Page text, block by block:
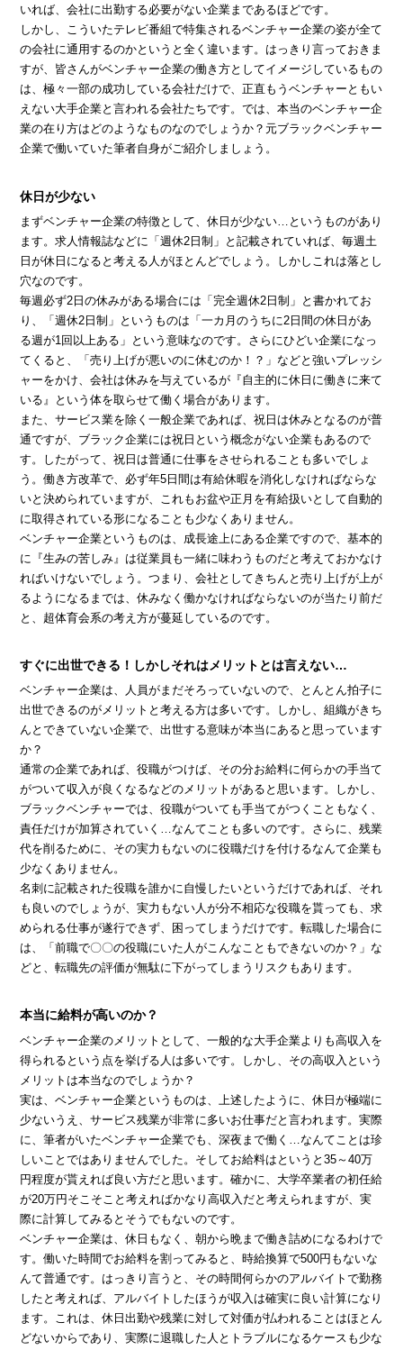
いれば、会社に出勤する必要がない企業まであるほどです。
しかし、こういたテレビ番組で特集されるベンチャー企業の姿が全て
の会社に通用するのかというと全く違います。はっきり言っておきま
すが、皆さんがベンチャー企業の働き方としてイメージしているもの
は、極々一部の成功している会社だけで、正直もうベンチャーともい
えない大手企業と言われる会社たちです。では、本当のベンチャー企
業の在り方はどのようなものなのでしょうか？元ブラックベンチャー
企業で働いていた筆者自身がご紹介しましょう。
休日が少ない
まずベンチャー企業の特徴として、休日が少ない…というものがあり
ます。求人情報誌などに「週休2日制」と記載されていれば、毎週土
日が休日になると考える人がほとんどでしょう。しかしこれは落とし
穴なのです。
毎週必ず2日の休みがある場合には「完全週休2日制」と書かれてお
り、「週休2日制」というものは「一カ月のうちに2日間の休日があ
る週が1回以上ある」という意味なのです。さらにひどい企業になっ
てくると、「売り上げが悪いのに休むのか！？」などと強いプレッシ
ャーをかけ、会社は休みを与えているが『自主的に休日に働きに来て
いる』という体を取らせて働く場合があります。
また、サービス業を除く一般企業であれば、祝日は休みとなるのが普
通ですが、ブラック企業には祝日という概念がない企業もあるので
す。したがって、祝日は普通に仕事をさせられることも多いでしょ
う。働き方改革で、必ず年5日間は有給休暇を消化しなければならな
いと決められていますが、これもお盆や正月を有給扱いとして自動的
に取得されている形になることも少なくありません。
ベンチャー企業というものは、成長途上にある企業ですので、基本的
に『生みの苦しみ』は従業員も一緒に味わうものだと考えておかなけ
ればいけないでしょう。つまり、会社としてきちんと売り上げが上が
るようになるまでは、休みなく働かなければならないのが当たり前だ
と、超体育会系の考え方が蔓延しているのです。
すぐに出世できる！しかしそれはメリットとは言えない…
ベンチャー企業は、人員がまだそろっていないので、とんとん拍子に
出世できるのがメリットと考える方は多いです。しかし、組織がきち
んとできていない企業で、出世する意味が本当にあると思っています
か？
通常の企業であれば、役職がつけば、その分お給料に何らかの手当て
がついて収入が良くなるなどのメリットがあると思います。しかし、
ブラックベンチャーでは、役職がついても手当てがつくこともなく、
責任だけが加算されていく…なんてことも多いのです。さらに、残業
代を削るために、その実力もないのに役職だけを付けるなんて企業も
少なくありません。
名刺に記載された役職を誰かに自慢したいというだけであれば、それ
も良いのでしょうが、実力もない人が分不相応な役職を貰っても、求
められる仕事が遂行できず、困ってしまうだけです。転職した場合に
は、「前職で〇〇の役職にいた人がこんなこともできないのか？」な
どと、転職先の評価が無駄に下がってしまうリスクもあります。
本当に給料が高いのか？
ベンチャー企業のメリットとして、一般的な大手企業よりも高収入を
得られるという点を挙げる人は多いです。しかし、その高収入という
メリットは本当なのでしょうか？
実は、ベンチャー企業というものは、上述したように、休日が極端に
少ないうえ、サービス残業が非常に多いお仕事だと言われます。実際
に、筆者がいたベンチャー企業でも、深夜まで働く…なんてことは珍
しいことではありませんでした。そしてお給料はというと35～40万
円程度が貰えれば良い方だと思います。確かに、大学卒業者の初任給
が20万円そこそこと考えればかなり高収入だと考えられますが、実
際に計算してみるとそうでもないのです。
ベンチャー企業は、休日もなく、朝から晩まで働き詰めになるわけで
す。働いた時間でお給料を割ってみると、時給換算で500円もないな
んて普通です。はっきり言うと、その時間何らかのアルバイトで勤務
したと考えれば、アルバイトしたほうが収入は確実に良い計算になり
ます。これは、休日出勤や残業に対して対価が払われることはほとん
どないからであり、実際に退職した人とトラブルになるケースも少な